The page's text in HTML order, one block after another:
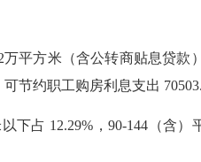
方米（含公转商贴息贷款
节约职工购房利息支出
12.29%，90-144（含）